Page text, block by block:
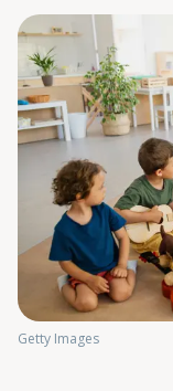
Getty Images